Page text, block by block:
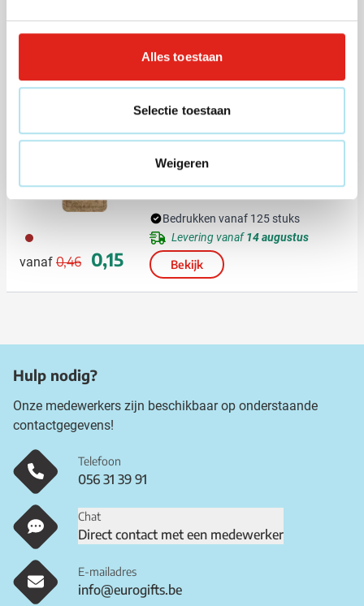
Alles toestaan
Selectie toestaan
Weigeren
vanaf 0,14
Bedrukken vanaf 100 stuks
Levering vanaf
Bekijk
011
vanaf
Normale prijs
0,46
Speciale prijs
0,15
Sleutelhanger Madelyn
Bedrukken vanaf 125 stuks
Levering vanaf14 augustus
Bekijk
Hulp nodig?
Onze medewerkers zijn beschikbaar op onderstaande
contactgegevens!
Telefoon
056 31 39 91
Chat
Direct contact met een medewerker
E-mailadres
info@eurogifts.be